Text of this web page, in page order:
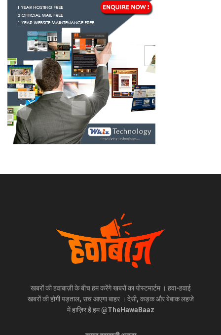
खबरों की हवाबाज़ी के बीच हम करेंगे खबरों का पोस्टमार्टम । हवा-हवाई
खबरों की होगी पड़ताल, सच आएगा बाहर । देसी, कड़क और बेबाक लहजे
में हाज़िर है हम @TheHawaBaaz